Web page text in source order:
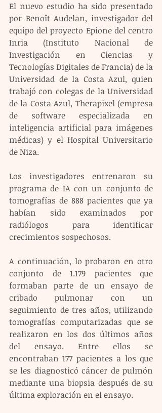
El nuevo estudio ha sido presentado
por Benoît Audelan, investigador del
equipo del proyecto Epione del centro
Inria (Instituto Nacional de
Investigación en Ciencias y
Tecnologías Digitales de Francia) de la
Universidad de la Costa Azul, quien
trabajó con colegas de la Universidad
de la Costa Azul, Therapixel (empresa
de software especializada en
inteligencia artificial para imágenes
médicas) y el Hospital Universitario
de Niza.
Los investigadores entrenaron su
programa de IA con un conjunto de
tomografías de 888 pacientes que ya
habían sido examinados por
radiólogos para identificar
crecimientos sospechosos.
A continuación, lo probaron en otro
conjunto de 1.179 pacientes que
formaban parte de un ensayo de
cribado pulmonar con un
seguimiento de tres años, utilizando
tomografías computarizadas que se
realizaron en los dos últimos años
del ensayo. Entre ellos se
encontraban 177 pacientes a los que
se les diagnosticó cáncer de pulmón
mediante una biopsia después de su
última exploración en el ensayo.